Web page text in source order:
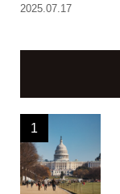
2025.07.17
1